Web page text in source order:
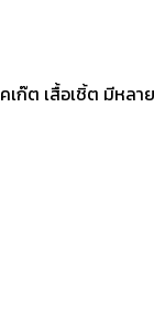
เก๊ต เสื้อเชิ้ต มีหล